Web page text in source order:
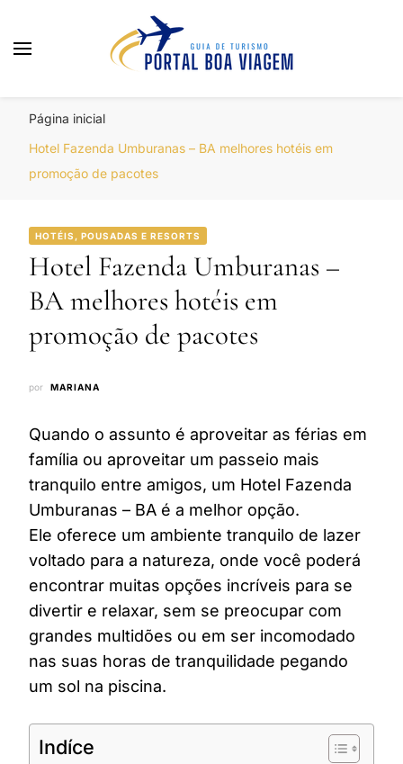
Página inicial
Hotel Fazenda Umburanas – BA melhores hotéis em
promoção de pacotes
HOTÉIS, POUSADAS E RESORTS
Hotel Fazenda Umburanas –
BA melhores hotéis em
promoção de pacotes
por MARIANA
Quando o assunto é aproveitar as férias em
família ou aproveitar um passeio mais
tranquilo entre amigos, um Hotel Fazenda
Umburanas – BA é a melhor opção.
Ele oferece um ambiente tranquilo de lazer
voltado para a natureza, onde você poderá
encontrar muitas opções incríveis para se
divertir e relaxar, sem se preocupar com
grandes multidões ou em ser incomodado
nas suas horas de tranquilidade pegando
um sol na piscina.
Indíce